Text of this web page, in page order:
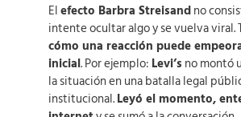
Elefecto Barbra Streisandno
intente ocultar algo y se vuelva viral.
cómo una reacción puede
inicial. Por ejemplo: Levi’s no montó
la situación en una batalla legal
institucional.Leyó el momento,